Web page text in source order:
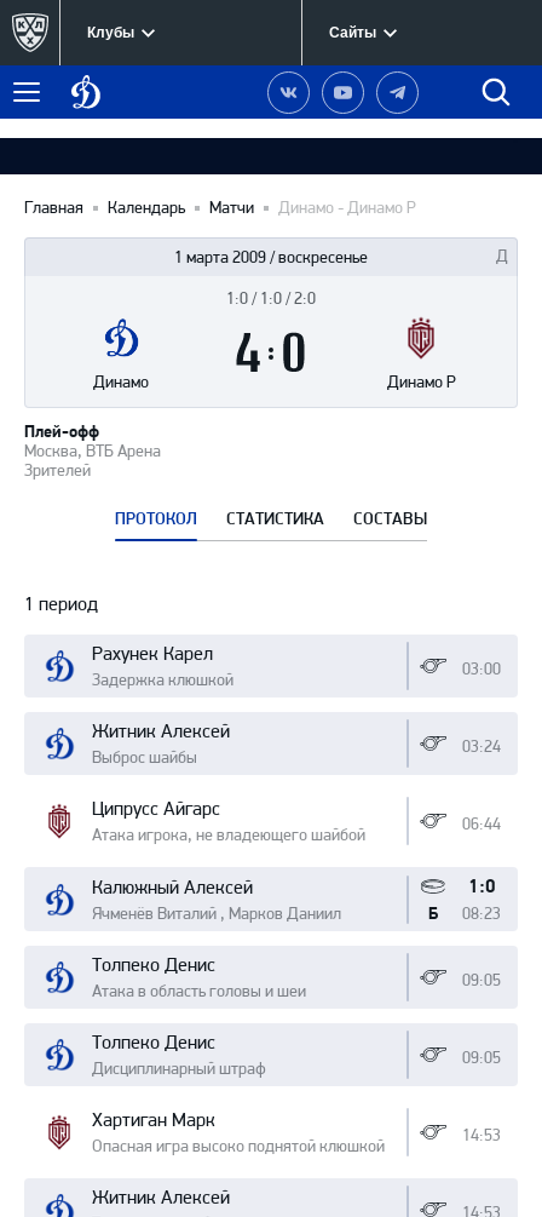
Клубы Сайты
Меню
Динамо
Москва
Наша
группа
Вконтакте
Наш
канал
YouTube
Наш
канал
Telegram
Главная Календарь Матчи Динамо - Динамо Р
1 марта 2009 / воскресенье
Москва, ВТБ Арена
Зрителей
Плей-офф
матча
1:0 / 1:0 / 2:0
Динамо Динамо Р
ПРОТОКОЛ СТАТИСТИКА СОСТАВЫ
Протокол
1 период
Рахунек Карел
Задержка клюшкой
03:00
Житник Алексей
Выброс шайбы
03:24
Ципрусс Айгарс
Атака игрока, не владеющего шайбой
06:44
Калюжный Алексей
Ячменёв Виталий , Марков Даниил
1:0
08:23
Б
Толпеко Денис
Атака в область головы и шеи
09:05
Толпеко Денис
Дисциплинарный штраф
09:05
Хартиган Марк
Опасная игра высоко поднятой клюшкой
14:53
Житник Алексей
14:53